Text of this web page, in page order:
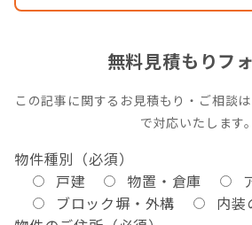
無料見積もりフ
この記事に関するお見積もり・ご相談
で対応いたします。
物件種別（必須）
戸建
物置・倉庫
ブロック塀・外構
内装